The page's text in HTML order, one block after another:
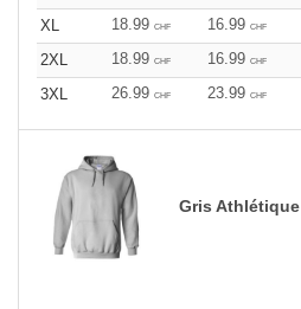
XL 18.99 CHF 16.99 CHF
2XL
18.99 CHF 16.99 CHF
3XL
26.99 CHF 23.99 CHF
Gris Athlétique